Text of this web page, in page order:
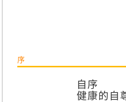
序
自序
健康的自